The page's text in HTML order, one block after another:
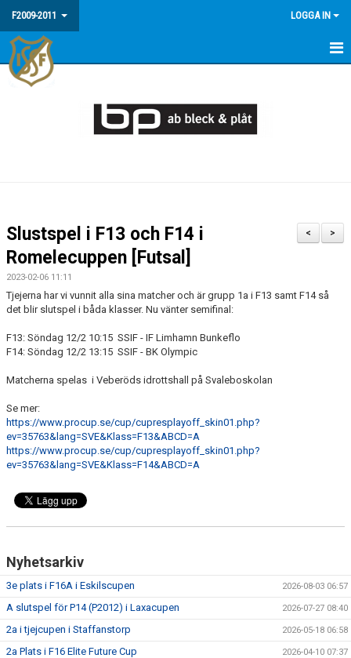
F2009-2011 LOGGA IN
HEM
BILDGALLERI
>
<
Slustspel i F13 och F14 i
Romelecuppen [Futsal]
2023-02-06 11:11
Tjejerna har vi vunnit alla sina matcher och är grupp 1a i F13 samt F14 så
det blir slutspel i båda klasser. Nu vänter semifinal:
F13: Söndag 12/2 10:15 SSIF - IF Limhamn Bunkeflo
F14: Söndag 12/2 13:15 SSIF - BK Olympic
Matcherna spelas i Veberöds idrottshall på Svaleboskolan
Se mer:
https://www.procup.se/cup/cupresplayoff_skin01.php?
ev=35763&lang=SVE&Klass=F13&ABCD=A
https://www.procup.se/cup/cupresplayoff_skin01.php?
ev=35763&lang=SVE&Klass=F14&ABCD=A
Nyhetsarkiv
3e plats i F16A i Eskilscupen 2026-08-03 06:57
A slutspel för P14 (P2012) i Laxacupen 2026-07-27 08:40
2a i tjejcupen i Staffanstorp 2026-05-18 06:58
2a Plats i F16 Elite Future Cup 2026-04-10 07:37